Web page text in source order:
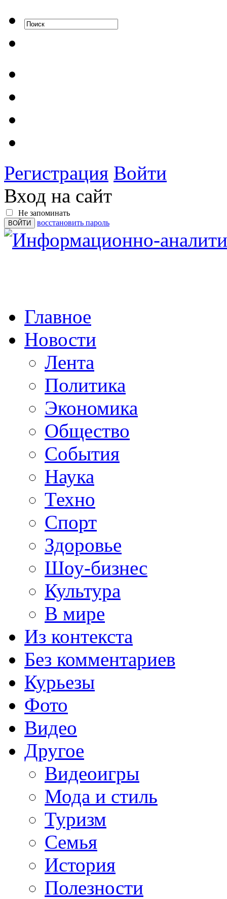
Регистрация Войти
Вход на сайт
Не запоминать
восстановить пароль
Главное
Новости
Лента
Политика
Экономика
Общество
События
Наука
Техно
Спорт
Здоровье
Шоу-бизнес
Культура
В мире
Из контекста
Без комментариев
Курьезы
Фото
Видео
Другое
Видеоигры
Мода и стиль
Туризм
Семья
История
Полезности